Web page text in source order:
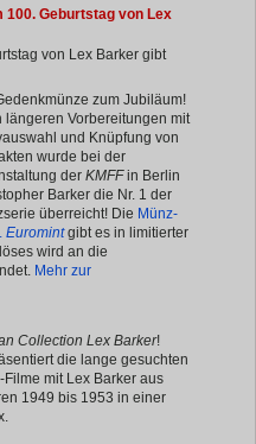
100. Geburtstag von Lex
von Lex Barker gibt
zum Jubiläum!
längeren Vorbereitungen mit
und Knüpfung von
wurde bei der
der KMFFin Berlin
Barker die Nr. 1 der
überreicht! Die Münz-
Euromintgibt es in limitierter
wird an die
Mehr zur
Collection Lex Barker!
die lange gesuchten
Filme mit Lex Barker aus
1949 bis 1953 in einer